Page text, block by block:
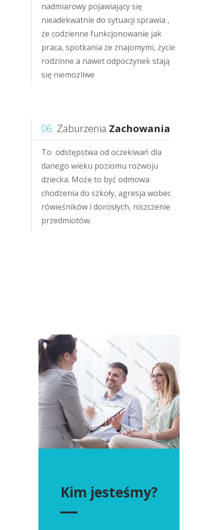
nadmiarowy pojawiający się
nieadekwatnie do sytuacji sprawia ,
że codzienne funkcjonowanie jak
praca, spotkania ze znajomymi, życie
rodzinne a nawet odpoczynek stają
się niemożliwe
06. Zaburzenia Zachowania
To odstępstwa od oczekiwań dla
danego wieku poziomu rozwoju
dziecka. Może to być odmowa
chodzenia do szkoły, agresja wobec
rówieśników i dorosłych, niszczenie
przedmiotów.
Kim jesteśmy?